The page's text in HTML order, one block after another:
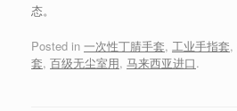
态。
Posted in 一次性丁腈手套, 工业手指套,
套, 百级无尘室用, 马来西亚进口.